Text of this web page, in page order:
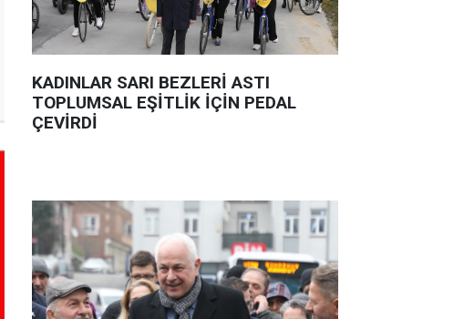
KADINLAR SARI BEZLERİ ASTI
TOPLUMSAL EŞİTLİK İÇİN PEDAL
ÇEVİRDİ